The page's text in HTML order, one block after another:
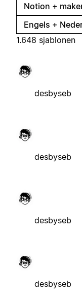
Notion +
Engels +
1.648 sjablonen
desbyseb
desbyseb
desbyseb
desbyseb